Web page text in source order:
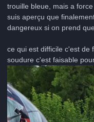
trouille bleue, mais a
suis aperçu que
dangereux si on prend
ce qui est difficile c'est de
soudure c'est faisable